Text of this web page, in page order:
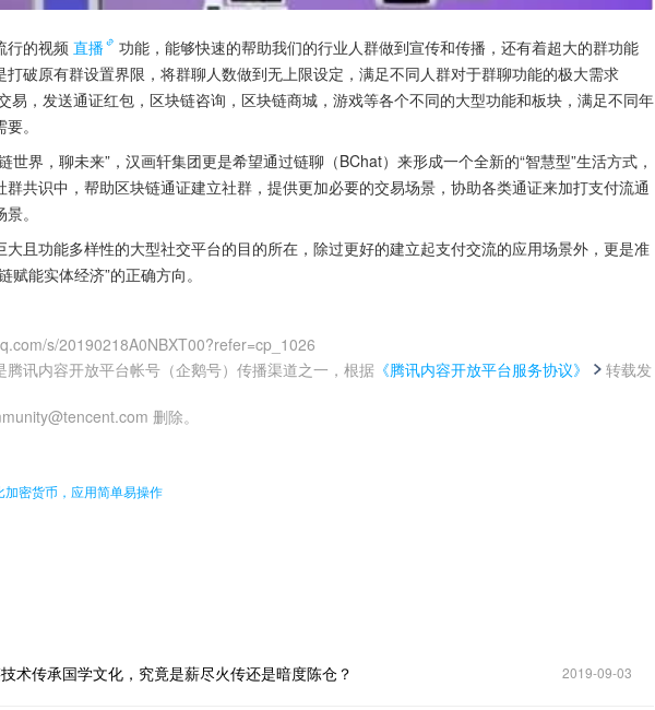
行的视频 直播
功能，能够快速的帮助我们的行业人群做到宣传和传播，还有着超大的群功能
打破原有群设置界限，将群聊人数做到无上限设定，满足不同人群对于群聊功能的极大需求
易，发送通证红包，区块链咨询，区块链商城，游戏等各个不同的大型功能和板块，满足不同年
。
世界，聊未来”，汉画轩集团更是希望通过链聊（BChat）来形成一个全新的“智慧型”生活方式，
共识中，帮助区块链通证建立社群，提供更加必要的交易场景，协助各类通证来加打支付流通
。
且功能多样性的大型社交平台的目的所在，除过更好的建立起支付交流的应用场景外，更是准
赋能实体经济”的正确方向。
s/20190218A0NBXT00?refer=cp_1026
腾讯内容开放平台帐号（企鹅号）传播渠道之一，根据 《腾讯内容开放平台服务协议》
转载发
删除。
加密货币，应用简单易操作
术传承国学文化，究竟是薪尽火传还是暗度陈仓？ 2019-09-03